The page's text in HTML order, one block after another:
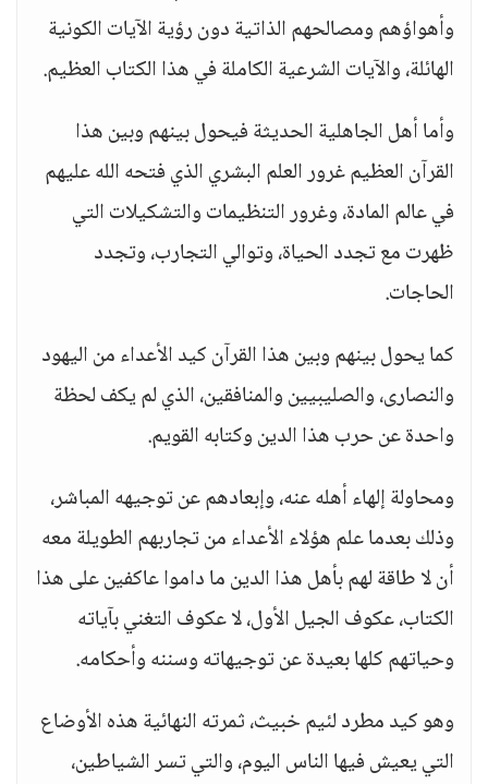
وأهواؤهم ومصالحهم الذاتية دون رؤية الآيات الكونية
الهائلة، والآيات الشرعية الكاملة في هذا الكتاب العظيم.
وأما أهل الجاهلية الحديثة فيحول بينهم وبين هذا
القرآن العظيم غرور العلم البشري الذي فتحه الله عليهم
في عالم المادة، وغرور التنظيمات والتشكيلات التي
ظهرت مع تجدد الحياة، وتوالي التجارب، وتجدد
الحاجات.
كما يحول بينهم وبين هذا القرآن كيد الأعداء من اليهود
والنصارى، والصليبيين والمنافقين، الذي لم يكف لحظة
واحدة عن حرب هذا الدين وكتابه القويم.
ومحاولة إلهاء أهله عنه، وإبعادهم عن توجيهه المباشر،
وذلك بعدما علم هؤلاء الأعداء من تجاربهم الطويلة معه
أن لا طاقة لهم بأهل هذا الدين ما داموا عاكفين على هذا
الكتاب، عكوف الجيل الأول، لا عكوف التغني بآياته
وحياتهم كلها بعيدة عن توجيهاته وسننه وأحكامه.
وهو كيد مطرد لئيم خبيث، ثمرته النهائية هذه الأوضاع
التي يعيش فيها الناس اليوم، والتي تسر الشياطين،